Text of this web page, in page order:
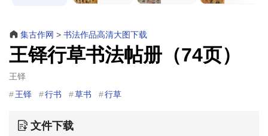
集古作网 > 书法作品高清大图下载
王铎行草书法帖册（74页）
王铎
王铎 行书 草书 行草
文件下载
书
画
/
Painting
&